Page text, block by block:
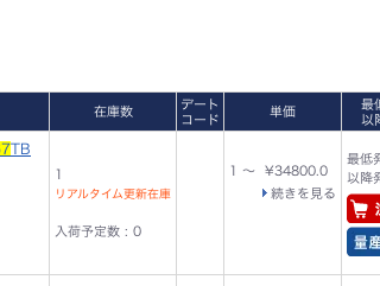
在庫数
デート
コード
単価
最
以
TB
1
リアルタイム更新在庫
入荷予定数 : 0
1 ～ ¥34800.0
続きを見る
最低
以降